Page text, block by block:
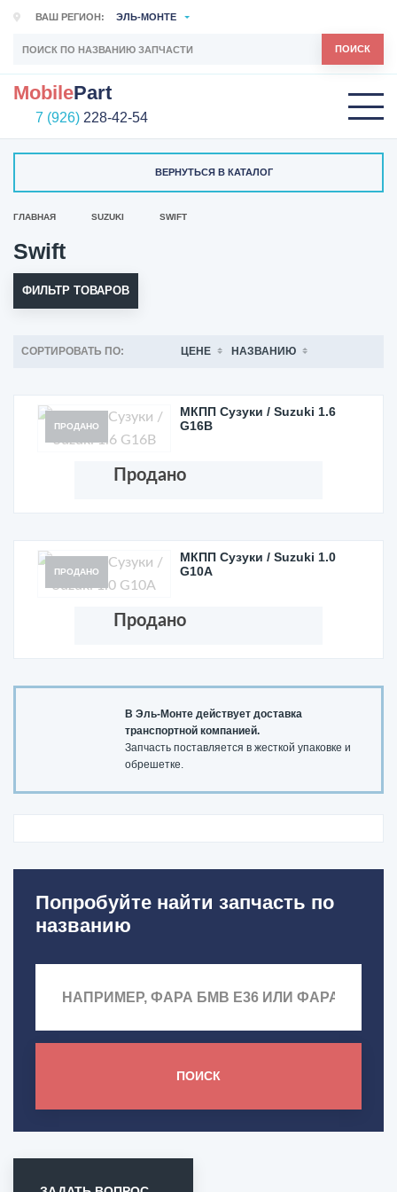
ВАШ РЕГИОН: ЭЛЬ-МОНТЕ
ПОИСК
MobilePart
7 (926) 228-42-54
ВЕРНУТЬСЯ В КАТАЛОГ
ГЛАВНАЯ SUZUKI SWIFT
Swift
ФИЛЬТР ТОВАРОВ
СОРТИРОВАТЬ ПО: ЦЕНЕ НАЗВАНИЮ
ПРОДАНО
МКПП Сузуки / Suzuki 1.6
G16B
Продано
ПРОДАНО
МКПП Сузуки / Suzuki 1.0
G10A
Продано
В Эль-Монте действует доставка
транспортной компанией.
Запчасть поставляется в жесткой упаковке и
обрешетке.
Попробуйте найти запчасть по
названию
ПОИСК